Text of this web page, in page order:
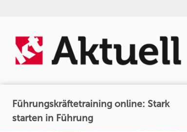
Führungskräftetraining online: Stark
starten in Führung